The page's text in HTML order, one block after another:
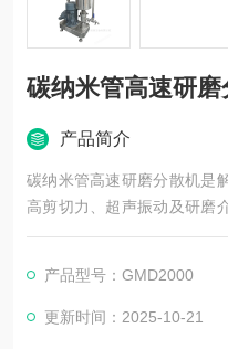
碳纳米管高速研磨
产品简介
碳纳米管高速研磨分散机是
高剪切力、超声振动及研磨
匀分散。配备惰性气体保护
挥，是其工业化应用的核心设
产品型号：GMD2000
更新时间：2025-10-21